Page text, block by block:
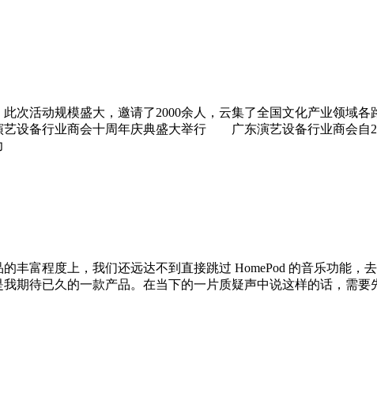
次活动规模盛大，邀请了2000余人，云集了全国文化产业领域
设备行业商会十周年庆典盛大举行 广东演艺设备行业商会自
丰富程度上，我们还远达不到直接跳过 HomePod 的音乐功
期待已久的一款产品。在当下的一片质疑声中说这样的话，